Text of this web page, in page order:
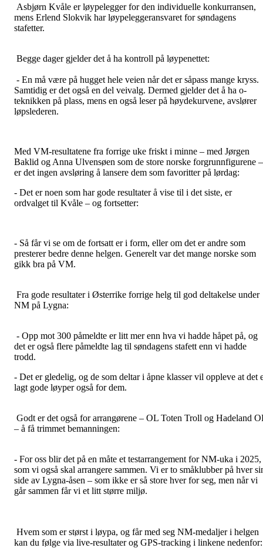
Asbjørn Kvåle er løypelegger for den individuelle konkurransen,
mens Erlend Slokvik har løypeleggeransvaret for søndagens
stafetter.
Begge dager gjelder det å ha kontroll på løypenettet:
- En må være på hugget hele veien når det er såpass mange kryss.
Samtidig er det også en del veivalg. Dermed gjelder det å ha o-
teknikken på plass, mens en også leser på høydekurvene, avslører
løpslederen.
Med VM-resultatene fra forrige uke friskt i minne – med Jørgen
Baklid og Anna Ulvensøen som de store norske forgrunnfigurene –
er det ingen avsløring å lansere dem som favoritter på lørdag:
- Det er noen som har gode resultater å vise til i det siste, er
ordvalget til Kvåle – og fortsetter:
- Så får vi se om de fortsatt er i form, eller om det er andre som
presterer bedre denne helgen. Generelt var det mange norske som
gikk bra på VM.
Fra gode resultater i Østerrike forrige helg til god deltakelse under
NM på Lygna:
- Opp mot 300 påmeldte er litt mer enn hva vi hadde håpet på, og
det er også flere påmeldte lag til søndagens stafett enn vi hadde
trodd.
- Det er gledelig, og de som deltar i åpne klasser vil oppleve at det
lagt gode løyper også for dem.
Godt er det også for arrangørene – OL Toten Troll og Hadeland
– å få trimmet bemanningen:
- For oss blir det på en måte et testarrangement for NM-uka i 2025,
som vi også skal arrangere sammen. Vi er to småklubber på hver
side av Lygna-åsen – som ikke er så store hver for seg, men når vi
går sammen får vi et litt større miljø.
Hvem som er størst i løypa, og får med seg NM-medaljer i helgen
kan du følge via live-resultater og GPS-tracking i linkene nedenfor: